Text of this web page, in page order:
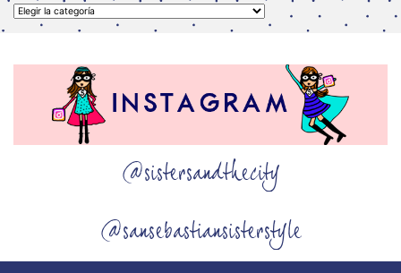
Categorías
@sistersandthecity
@sansebastiansisterstyle